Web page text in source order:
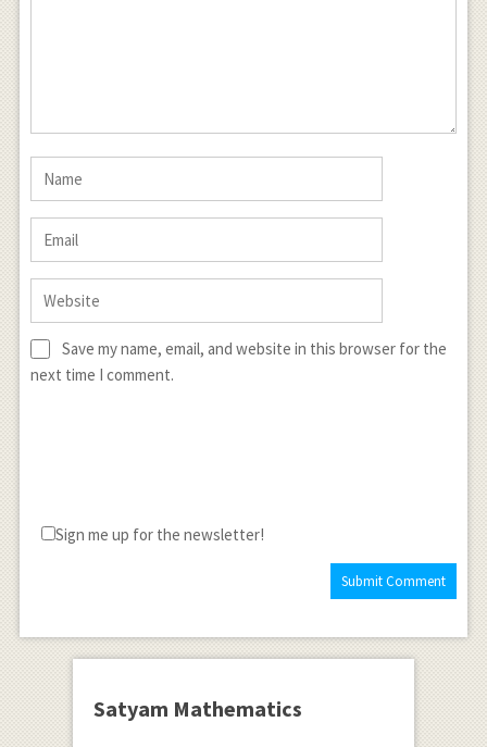
Save my name, email, and website in this browser for the
next time I comment.
Sign me up for the newsletter!
Satyam Mathematics